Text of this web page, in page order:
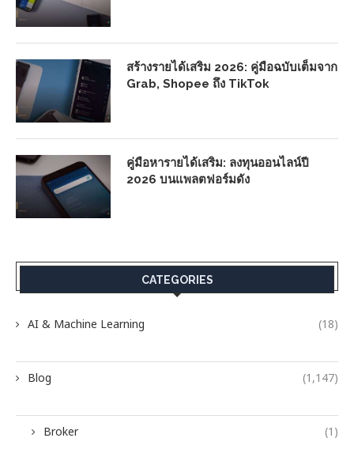
สร้างรายได้เสริม 2026: คู่มือฉบับเต็มจาก
Grab, Shopee ถึง TikTok
คู่มือหารายได้เสริม: ลงทุนออนไลน์ปี
2026 บนแพลตฟอร์มดัง
CATEGORIES
AI & Machine Learning (18)
Blog (1,147)
Broker (1)